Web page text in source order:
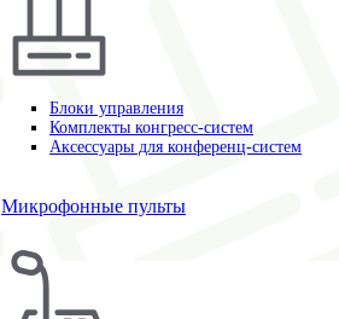
Блоки управления
Комплекты конгресс-систем
Аксессуары для конференц-систем
Микрофонные пульты